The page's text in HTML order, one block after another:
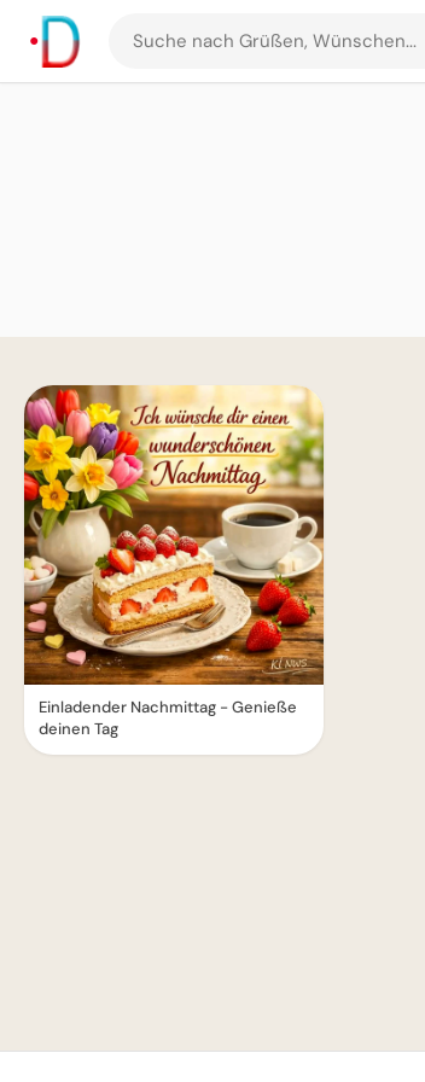
Suche
nach
Einladender Nachmittag - Genieße
deinen Tag